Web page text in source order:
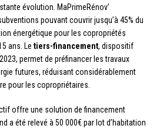
évolution. MaPrimeRénov’
pouvant couvrir jusqu’à 45% du
énergétique pour les copropriétés
ans. Le tiers-financement, dispositif
permet de préfinancer les travaux
futures, réduisant considérablement
pour les copropriétaires.
offre une solution de financement
a été relevé à 50 000€ par lot d’habitation